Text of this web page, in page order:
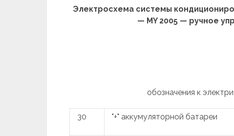
Электросхема системы
— MY 2005 — ручное
обозначения к
30 "+" аккумуляторной батареи